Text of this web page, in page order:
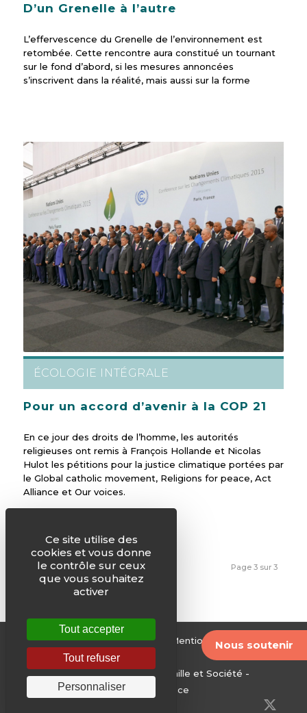
Nous soutenir
D’un Grenelle à l’autre
L’effervescence du Grenelle de l’environnement est
retombée. Cette rencontre aura constitué un tournant
sur le fond d’abord, si les mesures annoncées
s’inscrivent dans la réalité, mais aussi sur la forme
ÉCOLOGIE INTÉGRALE
Pour un accord d’avenir à la COP 21
En ce jour des droits de l’homme, les autorités
religieuses ont remis à François Hollande et Nicolas
Hulot les pétitions pour la justice climatique portées par
le Global catholic movement, Religions for peace, Act
Alliance et Our voices.
Page 3 sur 3
2 3
© Justice & Paix -Plan du site Mentions légales-
Edité par le Service National Famille et Société -
Conférence des évêques de France
Ce site utilise des
cookies et vous donne
le contrôle sur ceux
que vous souhaitez
activer
Tout accepter
Tout refuser
Personnaliser